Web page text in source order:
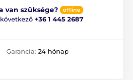
van szüksége? offline
+36 1 445 2687
Garancia: 24 hónap